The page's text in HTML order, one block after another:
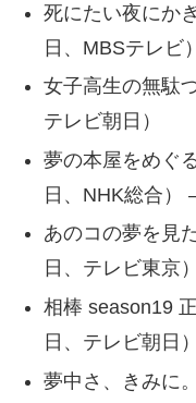
死にたい夜にか
日、MBSテレビ
女子高生の無駄
テレビ朝日）
夢の本屋をめぐ
日、NHK総合）
あのコの夢を見
日、テレビ東京
相棒 season19
日、テレビ朝日
夢中さ、きみに